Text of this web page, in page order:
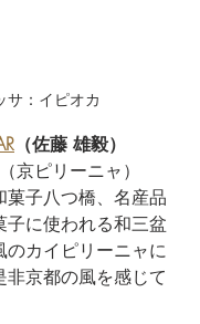
サ：イピオカ
（佐藤 雄毅）
京ピリーニャ）
子八つ橋、名産品
に使われる和三盆
カイピリーニャに
京都の風を感じて